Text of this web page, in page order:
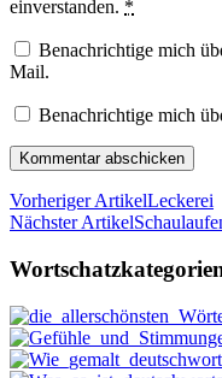
einverstanden. *
Benachrichtige mich
Mail.
Benachrichtige mich
Vorheriger ArtikelLeckerei
Nächster Artikel